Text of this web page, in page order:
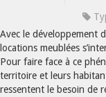
Avec le développement
locations meublées
Pour faire face à ce
territoire et leurs
ressentent le besoin de